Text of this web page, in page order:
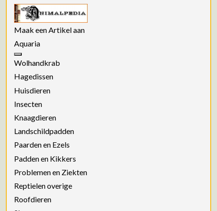
Maak een Artikel aan
Aquaria
Wolhandkrab
Hagedissen
Huisdieren
Insecten
Knaagdieren
Landschildpadden
Paarden en Ezels
Padden en Kikkers
Problemen en Ziekten
Reptielen overige
Roofdieren